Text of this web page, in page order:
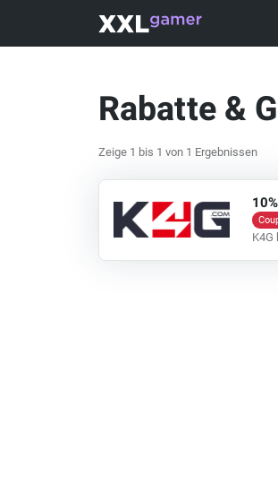
Rabatte &
Zeige 1 bis 1 von 1 Ergebnissen
K4G